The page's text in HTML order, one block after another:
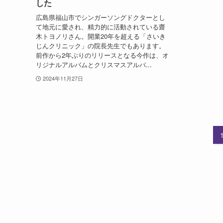
した
広島県福山市でシンガーソングドクターとし
て地元に愛され、精力的に活動されている齋
木トヨノリさん。開業20年を超える「さいき
じんクリニック」の院長先生でもあります。
前作から2年ぶりのリリースとなる今作は、オ
リジナルアルバムとクリスマスアルバ...
2024年11月27日
1